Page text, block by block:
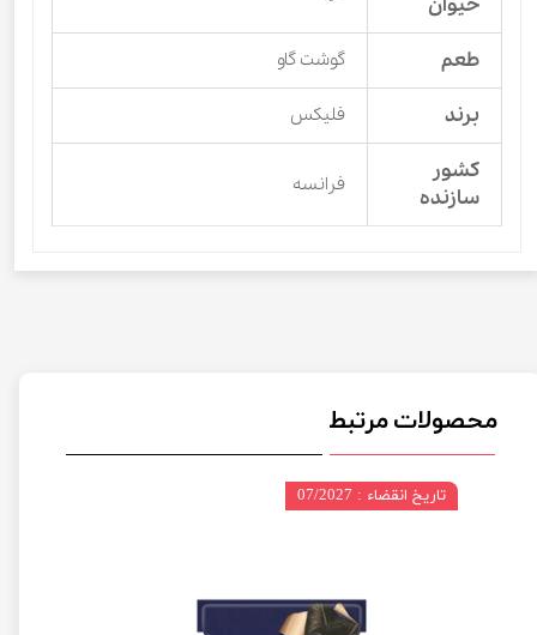
طعم گوشت گاو
برند فلیکس
کشور
سازنده
فرانسه
محصولات مرتبط
تاریخ انقضاء : 07/2027